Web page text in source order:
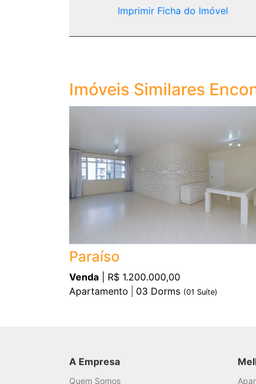
Imprimir Ficha do Imóvel
Imóveis Similares
Paraíso
Venda | R$ 1.200.000,00
Apartamento
03 Dorms (01 Suíte)
A Empresa
Quem Somos